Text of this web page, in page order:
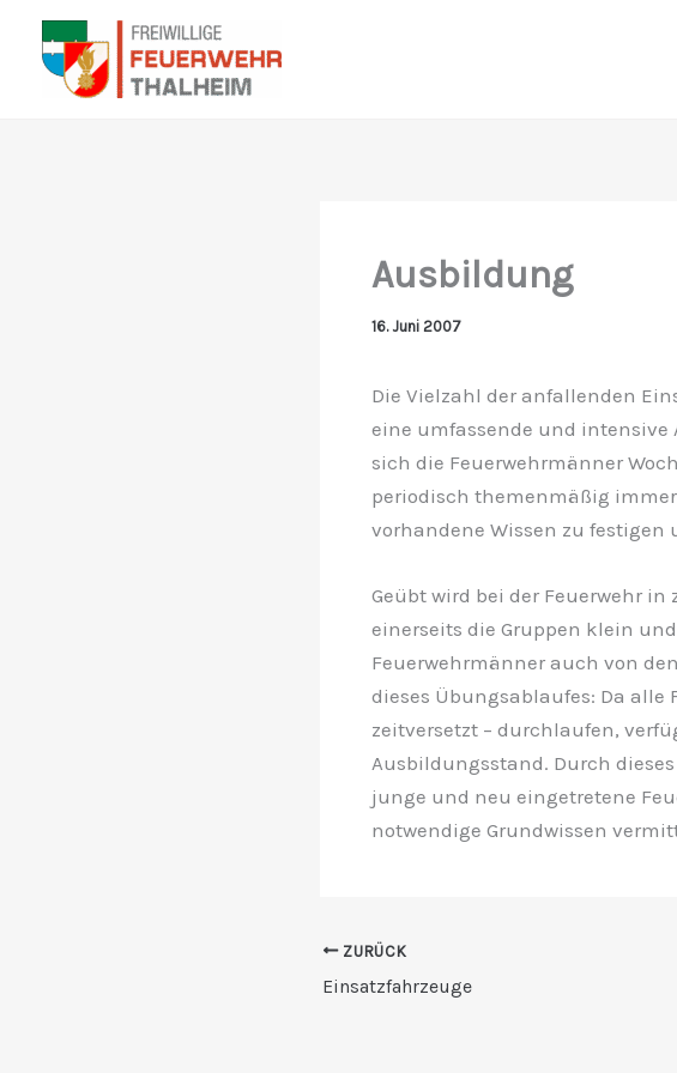
Zum
Inhalt
springen
Ausbildung
16. Juni 2007
Die Vielzahl der anfallenden
eine umfassende und intensive
sich die Feuerwehrmänner
periodisch themenmäßig
vorhandene Wissen zu festigen
Geübt wird bei der Feuerwehr
einerseits die Gruppen klein
Feuerwehrmänner auch von
dieses Übungsablaufes: Da
zeitversetzt – durchlaufen,
Ausbildungsstand. Durch
junge und neu eingetretene
notwendige Grundwissen
ZURÜCK
Einsatzfahrzeuge